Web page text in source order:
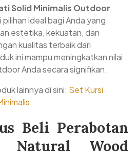
Solid Minimalis Outdoor
pilihan ideal bagi Anda yang
estetika, kekuatan, dan
kualitas terbaik dari
ini mampu meningkatkan nilai
Anda secara signifikan.
lainnya di sini: Set Kursi
Beli Perabotan
Natural Wood